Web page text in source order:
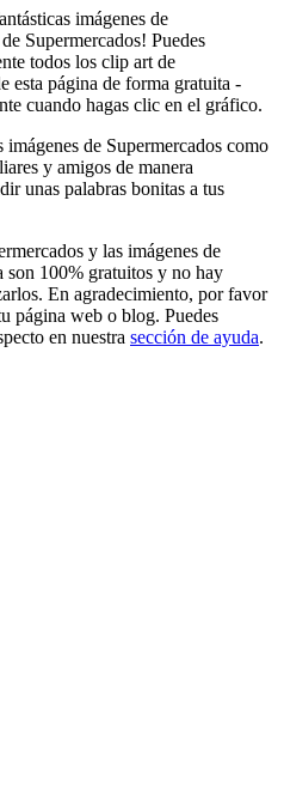
imágenes de
Supermercados! Puedes
todos los clip art de
esta página de forma gratuita -
cuando hagas clic en el gráfico.
de Supermercados como
y amigos de manera
unas palabras bonitas a tus
y las imágenes de
son 100% gratuitos y no hay
En agradecimiento, por favor
página web o blog. Puedes
en nuestra sección de ayuda.